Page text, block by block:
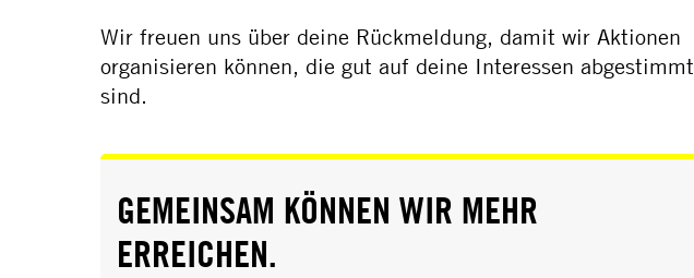
Wir freuen uns über deine Rückmeldung, damit wir Aktionen
organisieren können, die gut auf deine Interessen abgestimmt
sind.
GEMEINSAM KÖNNEN WIR MEHR
ERREICHEN.